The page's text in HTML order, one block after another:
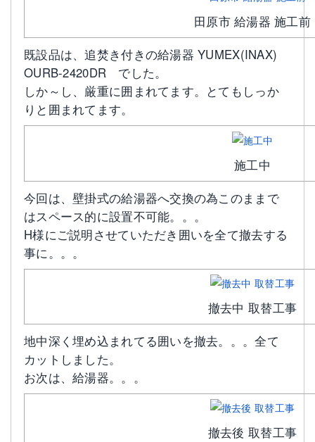
田原市 給湯器 施工前
既設品は、追焚き付きの給湯器 YUMEX(INAX)
OURB-2420DR でした。
しか～し、厳重に囲まれてます。とてもしっか
りと囲まれてます。
施工中
今回は、壁掛式の給湯器へ交換の為このままで
はスペース的に設置不可能。。。
H様にご説明させていただき囲いを全て撤去する
事に。。。
撤去中 取替工事
地中深く埋め込まれてる囲いを撤去。。。全て
カットしました。
お次は、給湯器。。。
撤去後 取替工事